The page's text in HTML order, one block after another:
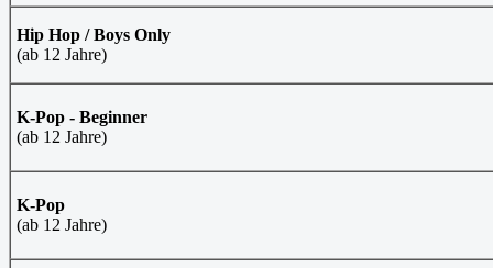
Hip Hop / Boys Only
(ab 12 Jahre)
K-Pop - Beginner
(ab 12 Jahre)
K-Pop
(ab 12 Jahre)